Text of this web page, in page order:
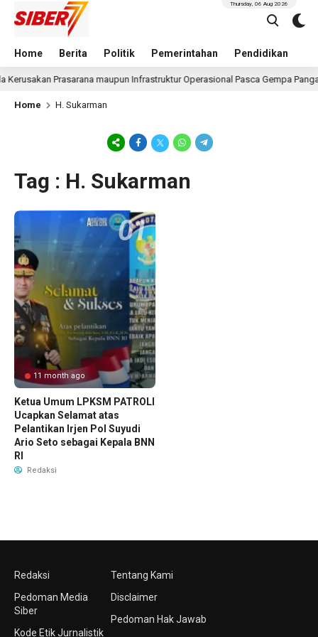
Home Berita Politik Pemerintahan Pendidikan
Thursday, 06 Aug 2026
Prasarana maupun Infrastruktur Operasional Pasca Gempa
Home H. Sukarman
Tag : H. Sukarman
11 month ago
Ketua Umum LPKSM PATROLI
Ucapkan Selamat atas
Pelantikan Irjen Pol Suyudi
Ario Seto sebagai Kepala BNN
RI
Redaksi
Redaksi
Pedoman Media
Siber
Kode Etik Jurnalistik
Tentang Kami
Disclaimer
Pedoman Hak Jawab